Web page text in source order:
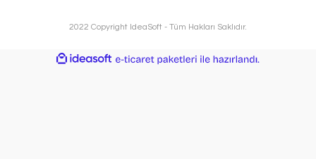
2022 Copyright IdeaSoft - Tüm Hakları Saklıdır.
ideasoft
e-